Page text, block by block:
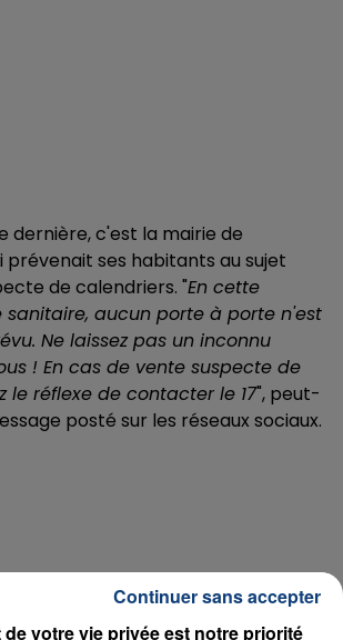
dernière, c'est la mairie de
prévenait ses habitants au sujet
de calendriers. "En cette
sanitaire, aucun porte à porte n'est
Ne laissez pas un inconnu
! En cas de vente suspecte de
le réflexe de contacter le 17", peut-
posté sur les réseaux sociaux.
de votre vie privée est notre priorité
Continuer sans accepter